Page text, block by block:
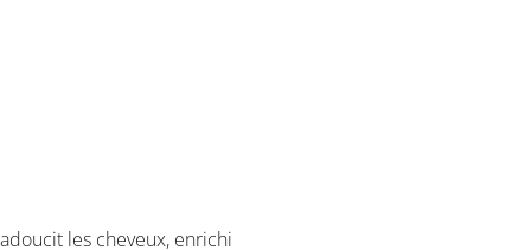
les cheveux, enrichi